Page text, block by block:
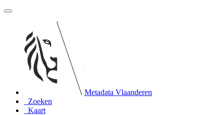
Metadata Vlaanderen
Zoeken
Kaart